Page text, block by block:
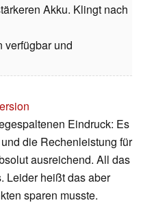
Akku. Klingt nach
verfügbar und
Eindruck: Es
die Rechenleistung für
ausreichend. All das
Leider heißt das aber
sparen musste.